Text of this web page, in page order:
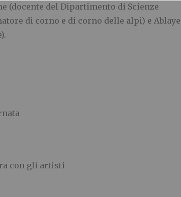
(docente del Dipartimento di Scienze
di corno e di corno delle alpi) e Ablaye
con gli artisti